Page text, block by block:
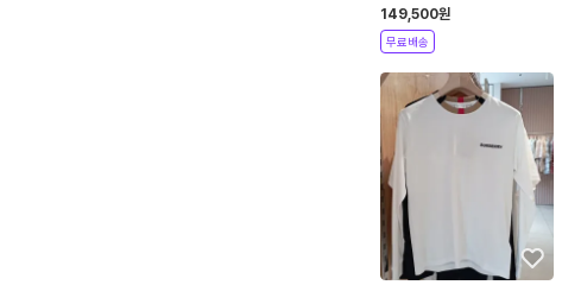
홀더 블랙
149,500원
무료배송